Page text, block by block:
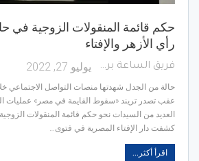
حكم قائمة المنقولات الزوجية في
رأي الأزهر والإفتاء
فريق الساعة برس يوليو 27, 2022
حالة من الجدل شهدتها منصات التواصل الاجتماعي
عقب تصدر تريند «سقوط القايمة في مصر» عمليات
العديد من السيدات نحو حكم قائمة المنقولات
كشفت دار الإفتاء المصرية في فتوى…
اقرأ أكثر...